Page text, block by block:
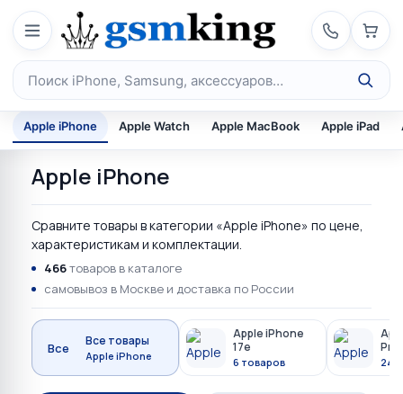
Перейти к содержимому
Поиск по каталогу
Apple iPhone Apple Watch Apple MacBook Apple iPad
Apple iPhone
Сравните товары в категории «Apple iPhone» по цене,
характеристикам и комплектации.
466товаров в каталоге
самовывоз в Москве и доставка по России
Все Все товары
Apple iPhone
Apple iPhone
17e
6 товаров
Pro
24